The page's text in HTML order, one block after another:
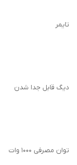
تایمر
دیگ قابل جدا شدن
توان مصرفی 1000 وات